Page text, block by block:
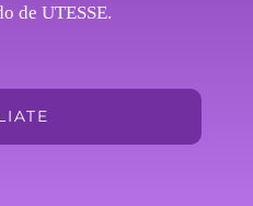
de UTESSE.